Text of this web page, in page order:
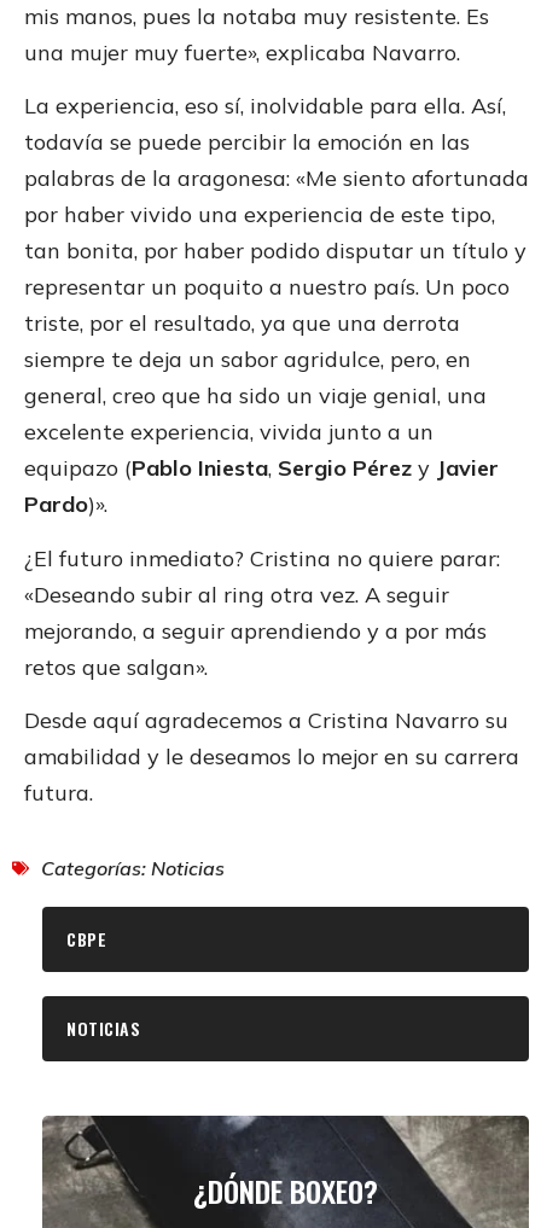
mis manos, pues la notaba muy resistente. Es
una mujer muy fuerte», explicaba Navarro.
La experiencia, eso sí, inolvidable para ella. Así,
todavía se puede percibir la emoción en las
palabras de la aragonesa: «Me siento afortunada
por haber vivido una experiencia de este tipo,
tan bonita, por haber podido disputar un título y
representar un poquito a nuestro país. Un poco
triste, por el resultado, ya que una derrota
siempre te deja un sabor agridulce, pero, en
general, creo que ha sido un viaje genial, una
excelente experiencia, vivida junto a un
equipazo (Pablo Iniesta, Sergio Pérez y Javier
Pardo)».
¿El futuro inmediato? Cristina no quiere parar:
«Deseando subir al ring otra vez. A seguir
mejorando, a seguir aprendiendo y a por más
retos que salgan».
Desde aquí agradecemos a Cristina Navarro su
amabilidad y le deseamos lo mejor en su carrera
futura.
Categorías: Noticias
CBPE
NOTICIAS
¿DÓNDE BOXEO?